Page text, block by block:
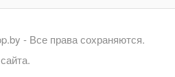
- Все права сохраняются.